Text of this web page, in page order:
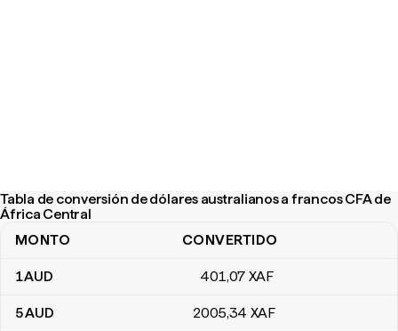
Tabla de conversión de dólares australianos a francos CFA de
África Central
Tabla de conversión de dólares australianos a francos CFA de
MONTO CONVERTIDO
1AUD 401,07 XAF
5AUD 2005,34 XAF